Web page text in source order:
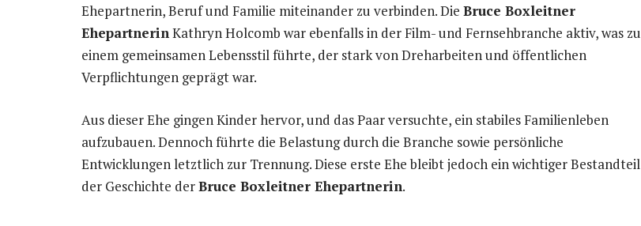
Ehepartnerin, Beruf und Familie miteinander zu verbinden. Die Bruce Boxleitner
EhepartnerinKathryn Holcomb war ebenfalls in der Film- und Fernsehbranche aktiv, was zu
einem gemeinsamen Lebensstil führte, der stark von Dreharbeiten und öffentlichen
Verpflichtungen geprägt war.
Aus dieser Ehe gingen Kinder hervor, und das Paar versuchte, ein stabiles Familienleben
aufzubauen. Dennoch führte die Belastung durch die Branche sowie persönliche
Entwicklungen letztlich zur Trennung. Diese erste Ehe bleibt jedoch ein wichtiger Bestandteil
der Geschichte derBruce Boxleitner Ehepartnerin.